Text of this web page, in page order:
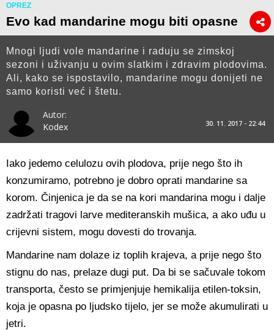
OPREZ
Evo kad mandarine mogu biti opasne
Mnogi ljudi vole mandarine i raduju se zimskoj
sezoni i uživanju u ovim slatkim i zdravim plodovima.
Ali, kako se ispostavilo, mandarine mogu donijeti ne
samo koristi već i štetu.
Autor:
Kodex
30. 11. 2017 - 22:44
Iako jedemo celulozu ovih plodova, prije nego što ih
konzumiramo, potrebno je dobro oprati mandarine sa
korom. Činjenica je da se na kori mandarina mogu i dalje
zadržati tragovi larve mediteranskih mušica, a ako uđu u
crijevni sistem, mogu dovesti do trovanja.
Mandarine nam dolaze iz toplih krajeva, a prije nego što
stignu do nas, prelaze dugi put. Da bi se sačuvale tokom
transporta, često se primjenjuje hemikalija etilen-toksin,
koja je opasna po ljudsko tijelo, jer se može akumulirati u
jetri.